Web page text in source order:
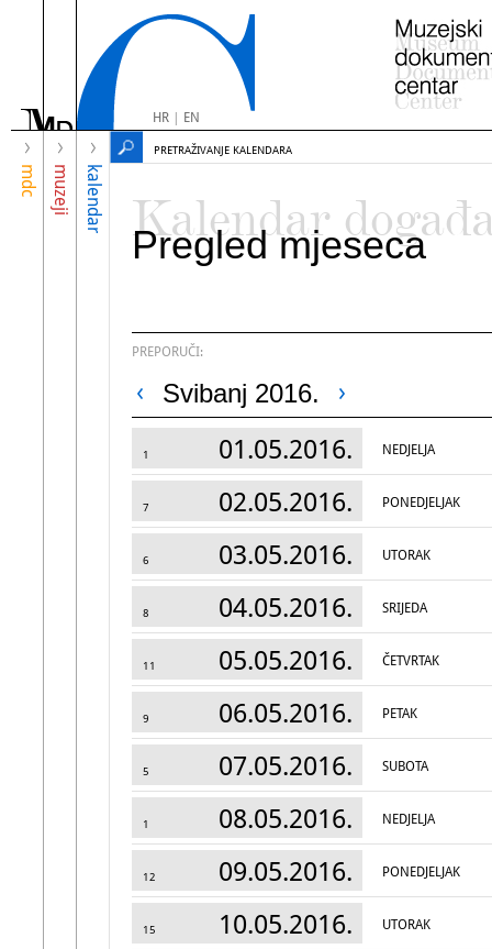
HR| EN
mdc muzeji kalendar
PRETRAŽIVANJE KALENDARA
Kalendar
Pregled mjeseca
PREPORUČI:
Svibanj 2016.
1 01.05.2016. NEDJELJA
7 02.05.2016. PONEDJELJAK
6 03.05.2016. UTORAK
8 04.05.2016. SRIJEDA
11 05.05.2016. ČETVRTAK
9 06.05.2016. PETAK
5 07.05.2016. SUBOTA
1 08.05.2016. NEDJELJA
12 09.05.2016. PONEDJELJAK
15 10.05.2016. UTORAK